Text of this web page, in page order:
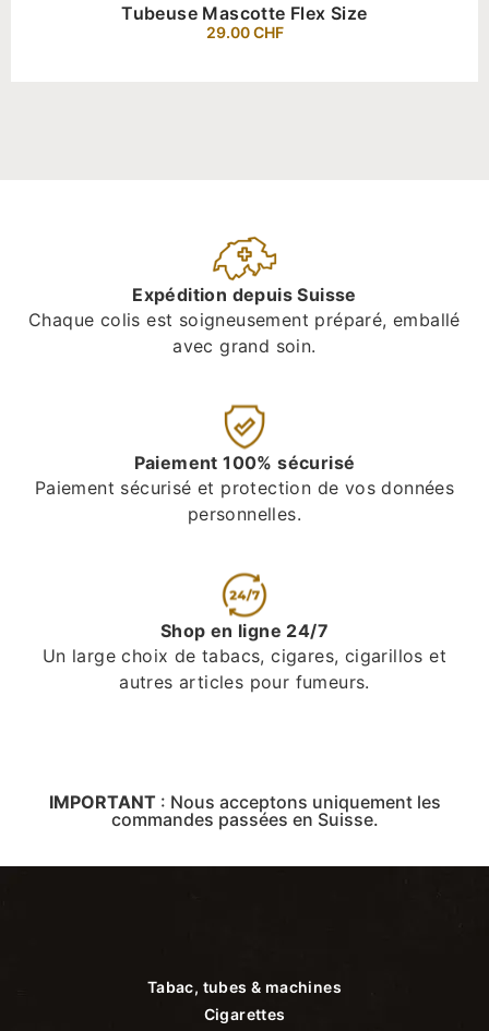
Tubeuse Mascotte Flex Size
29.00CHF
Expédition depuis Suisse
Chaque colis est soigneusement préparé, emballé
avec grand soin.
Paiement 100% sécurisé
Paiement sécurisé et protection de vos données
personnelles.
Shop en ligne 24/7
Un large choix de tabacs, cigares, cigarillos et
autres articles pour fumeurs.
IMPORTANT : Nous acceptons uniquement les
commandes passées en Suisse.
Tabac, tubes & machines
Cigarettes